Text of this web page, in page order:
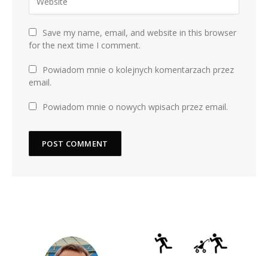
Save my name, email, and website in this browser
for the next time I comment.
Powiadom mnie o kolejnych komentarzach przez
email.
Powiadom mnie o nowych wpisach przez email.